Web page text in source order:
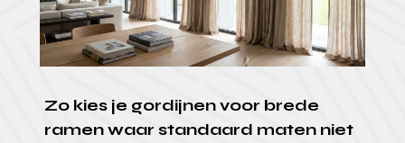
Zo kies je gordijnen voor brede
ramen waar standaard maten niet